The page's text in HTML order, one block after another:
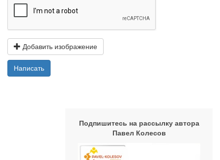
Добавить изображение
Написать
Подпишитесь на рассылку автора
Павел Колесов